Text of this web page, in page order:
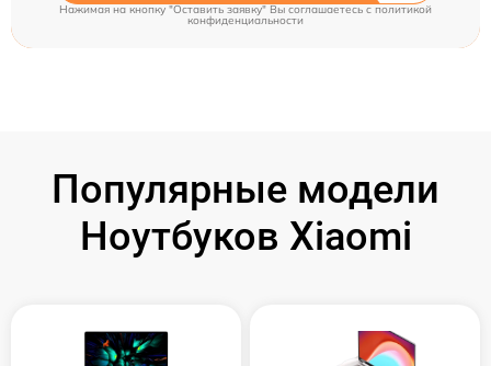
Нажимая на кнопку "Оставить заявку" Вы соглашаетесь cполитикой
конфиденциальности
Популярные модели
Ноутбуков Xiaomi